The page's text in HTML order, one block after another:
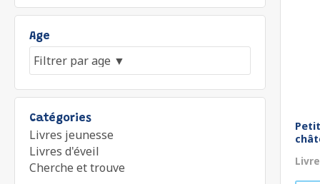
Age
Catégories
Livres jeunesse
Livres d'éveil
Cherche et trouve